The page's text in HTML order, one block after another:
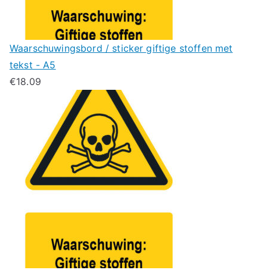
Waarschuwingsbord / sticker giftige stoffen met
tekst - A5
€18.09